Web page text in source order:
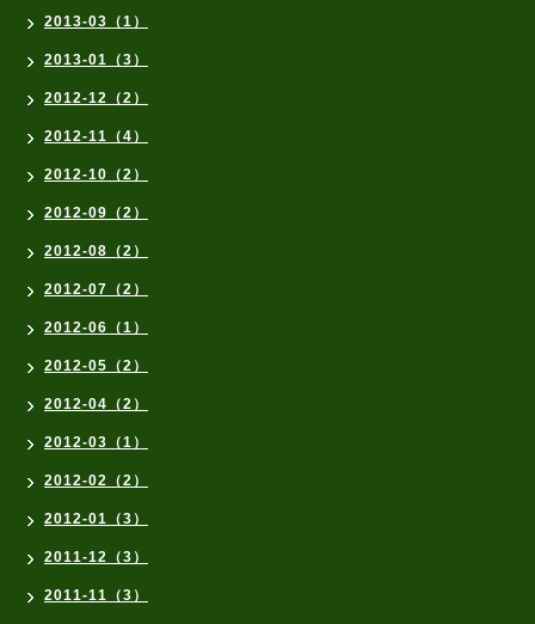
2013-03（1）
2013-01（3）
2012-12（2）
2012-11（4）
2012-10（2）
2012-09（2）
2012-08（2）
2012-07（2）
2012-06（1）
2012-05（2）
2012-04（2）
2012-03（1）
2012-02（2）
2012-01（3）
2011-12（3）
2011-11（3）